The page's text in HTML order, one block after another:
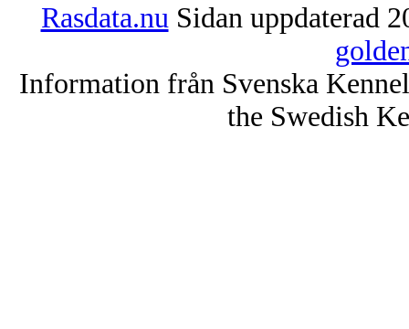
Rasdata.nu Sidan uppdaterad
Information från Svenska
the Swedish